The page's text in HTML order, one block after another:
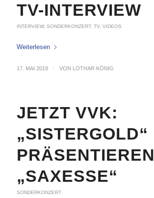
TV-INTERVIEW
INTERVIEW, SONDERKONZERT, TV, VIDEOS
Weiterlesen
17. MAI 2019 / VON LOTHAR KÖNIG
JETZT VVK:
„SISTERGOLD“
PRÄSENTIEREN
„SAXESSE“
SONDERKONZERT